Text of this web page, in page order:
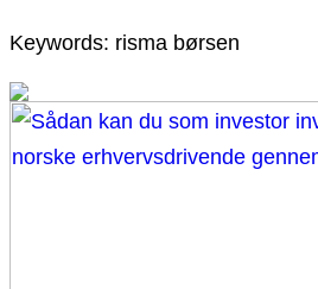
Keywords: risma børsen